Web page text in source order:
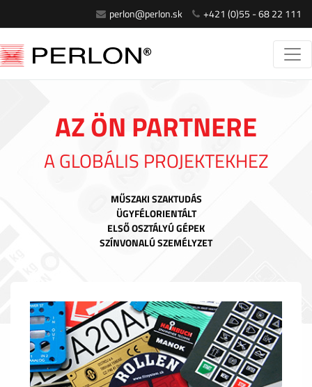
perlon@perlon.sk +421 (0)55 - 68 22 111
AZ ÖN PARTNERE
A GLOBÁLIS PROJEKTEKHEZ
MŰSZAKI SZAKTUDÁS
ÜGYFÉLORIENTÁLT
ELSŐ OSZTÁLYÚ GÉPEK
SZÍNVONALÚ SZEMÉLYZET